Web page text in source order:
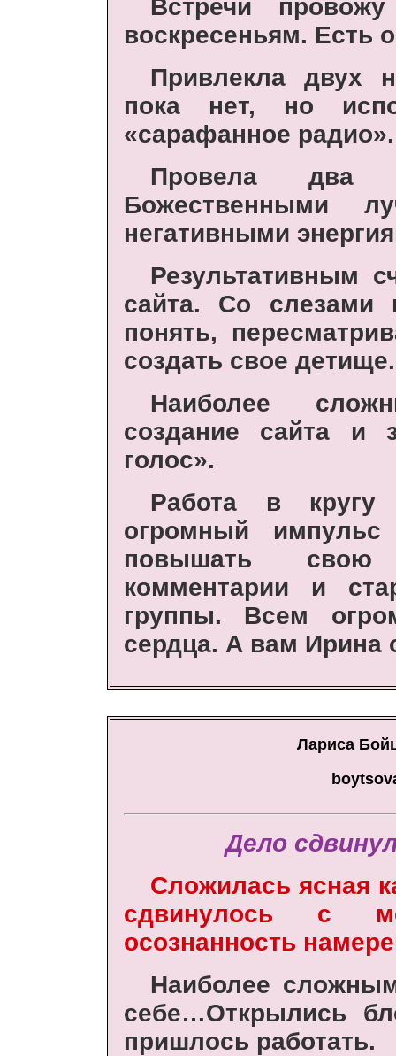
Встречи
воскресеньям. Есть
Привлекла двух
пока нет, но
«сарафанное радио».
Провела два
Божественными
негативными
Результативным
сайта. Со слезами
понять,
создать свое детище.
Наиболее
создание сайта и
голос».
Работа в кругу
огромный
повышать свою
комментарии и
группы. Всем
сердца. А вам Ирина
Лариса
Дело
Сложилась ясная
сдвинулось с
осознанность
Наиболее
себе…Открылись
пришлось работать.